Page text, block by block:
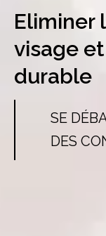
Eliminer
visage
durable
SE
DES